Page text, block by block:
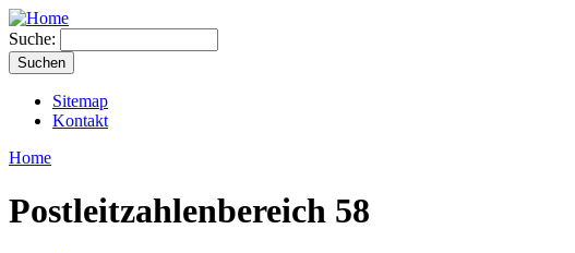
Suche:
Sitemap
Kontakt
Home
Postleitzahlenbereich 58